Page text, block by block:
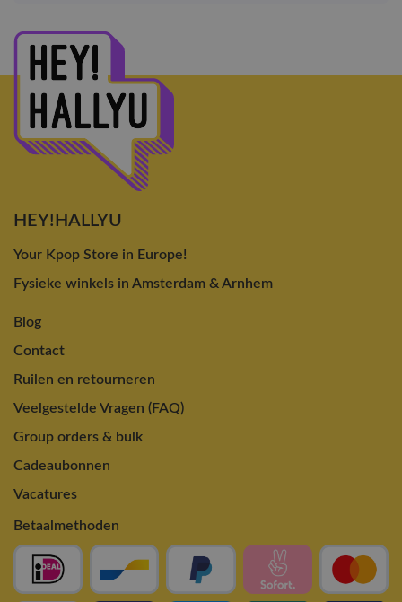
HEY!HALLYU
Your Kpop Store in Europe!
Fysieke winkels in Amsterdam & Arnhem
Blog
Contact
Ruilen en retourneren
Veelgestelde Vragen (FAQ)
Group orders & bulk
Cadeaubonnen
Vacatures
Betaalmethoden